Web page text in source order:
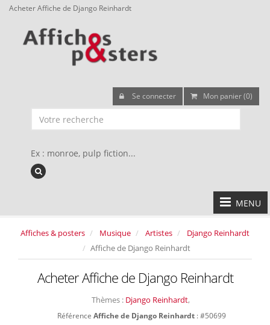
Acheter Affiche de Django Reinhardt
Se connecter Mon panier (0)
Ex : monroe, pulp fiction...
MENU
Affiches & posters Musique Artistes
Django Reinhardt
Affiche de Django Reinhardt
Acheter Affiche de Django Reinhardt
Thèmes : Django Reinhardt,
Référence Affiche de Django Reinhardt : #50699